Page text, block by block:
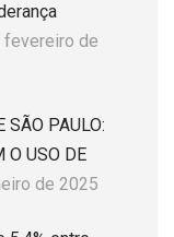
fevereiro de
SÃO PAULO:
O USO DE
de 2025